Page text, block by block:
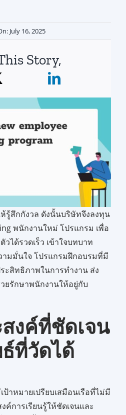
July 16, 2025
Story,
รู้สึกกังวล ดังนั้นบริษัทจึงลงทุน
พนักงานใหม่ โปรแกรม เพื่อ
ได้รวดเร็ว เข้าใจบทบาท
มมั่นใจ โปรแกรมฝึกอบรมที่มี
ะสิทธิภาพในการทำงาน ส่ง
ยรักษาพนักงานให้อยู่กับ
สงค์ที่ชัดเจน
ที่วัดได้
าหมายเปรียบเสมือนเรือที่ไม่มี
ค์การเรียนรู้ให้ชัดเจนและ